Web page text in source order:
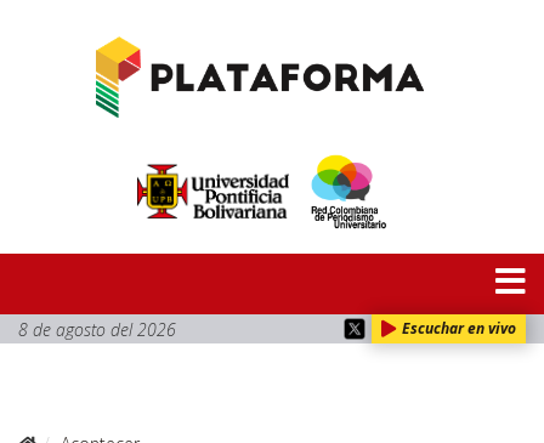
8 de agosto del 2026 Escuchar en vivo